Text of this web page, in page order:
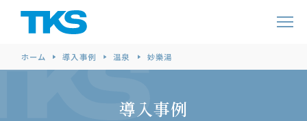
ホーム 導入事例 温泉 妙樂湯
導入事例